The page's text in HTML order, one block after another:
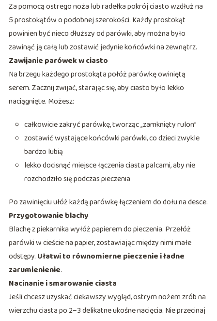
Za pomocą ostrego noża lub radełka pokrój ciasto wzdłuż na
5 prostokątów o podobnej szerokości. Każdy prostokąt
powinien być nieco dłuższy od parówki, aby można było
zawinąć ją całą lub zostawić jedynie końcówki na zewnątrz.
Zawijanie parówek w ciasto
Na brzegu każdego prostokąta połóż parówkę owiniętą
serem. Zacznij zwijać, starając się, aby ciasto było lekko
naciągnięte. Możesz:
całkowicie zakryć parówkę, tworząc „zamknięty rulon”
zostawić wystające końcówki parówki, co dzieci zwykle
bardzo lubią
lekko docisnąć miejsce łączenia ciasta palcami, aby nie
rozchodziło się podczas pieczenia
Po zawinięciu ułóż każdą parówkę łączeniem do dołu na desce.
Przygotowanie blachy
Blachę z piekarnika wyłóż papierem do pieczenia. Przełóż
parówki w cieście na papier, zostawiając między nimi małe
odstępy. Ułatwi to równomierne pieczenie i ładne
zarumienienie.
Nacinanie i smarowanie ciasta
Jeśli chcesz uzyskać ciekawszy wygląd, ostrym nożem zrób na
wierzchu ciasta po 2–3 delikatne ukośne nacięcia. Nie przecinaj